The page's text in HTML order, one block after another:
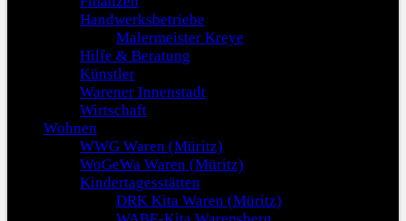
Handwerksbetriebe
Malermeister Kreye
Hilfe & Beratung
Künstler
Warener Innenstadt
Wirtschaft
Wohnen
WWG Waren (Müritz)
WoGeWa Waren (Müritz)
Kindertagesstätten
DRK Kita Waren (Müritz)